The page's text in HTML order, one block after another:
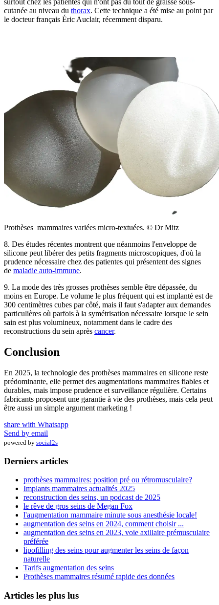
surtout chez les patientes qui n'ont pas du tout de graisse sous-
cutanée au niveau du thorax. Cette technique a été mise au point par
le docteur français Éric Auclair, récemment disparu.
Prothèses mammaires variées micro-textuées. © Dr Mitz
8. Des études récentes montrent que néanmoins l'enveloppe de
silicone peut libérer des petits fragments microscopiques, d'où la
prudence nécessaire chez des patientes qui présentent des signes
de maladie auto-immune.
9. La mode des très grosses prothèses semble être dépassée, du
moins en Europe. Le volume le plus fréquent qui est implanté est de
300 centimètres cubes par côté, mais il faut s'adapter aux demandes
particulières où parfois à la symétrisation nécessaire lorsque le sein
sain est plus volumineux, notamment dans le cadre des
reconstructions du sein après cancer.
Conclusion
En 2025, la technologie des prothèses mammaires en silicone reste
prédominante, elle permet des augmentations mammaires fiables et
durables, mais impose prudence et surveillance régulière. Certains
fabricants proposent une garantie à vie des prothèses, mais cela peut
être aussi un simple argument marketing !
share with Whatsapp
Send by email
powered by social2s
Derniers articles
prothèses mammaires: position pré ou rétromusculaire?
Implants mammaires actualités 2025
reconstruction des seins, un podcast de 2025
le rêve de gros seins de Megan Fox
l'augmentation mammaire minute sous anesthésie locale!
augmentation des seins en 2024, comment choisir ...
augmentation des seins en 2023, voie axillaire prémusculaire
préférée
lipofilling des seins pour augmenter les seins de façon
naturelle
Tarifs augmentation des seins
Prothèses mammaires résumé rapide des données
Articles les plus lus